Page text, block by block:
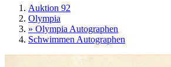
Auktion 92
Olympia
» Olympia Autographen
Schwimmen Autographen